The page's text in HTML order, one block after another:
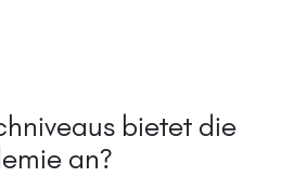
bietet die
an?